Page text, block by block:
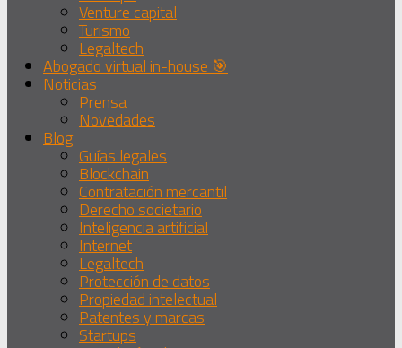
Venture capital
Turismo
Legaltech
Abogado virtual in-house 🎯
Noticias
Prensa
Novedades
Blog
Guías legales
Blockchain
Contratación mercantil
Derecho societario
Inteligencia artificial
Internet
Legaltech
Protección de datos
Propiedad intelectual
Patentes y marcas
Startups